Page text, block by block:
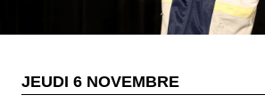
JEUDI 6 NOVEMBRE